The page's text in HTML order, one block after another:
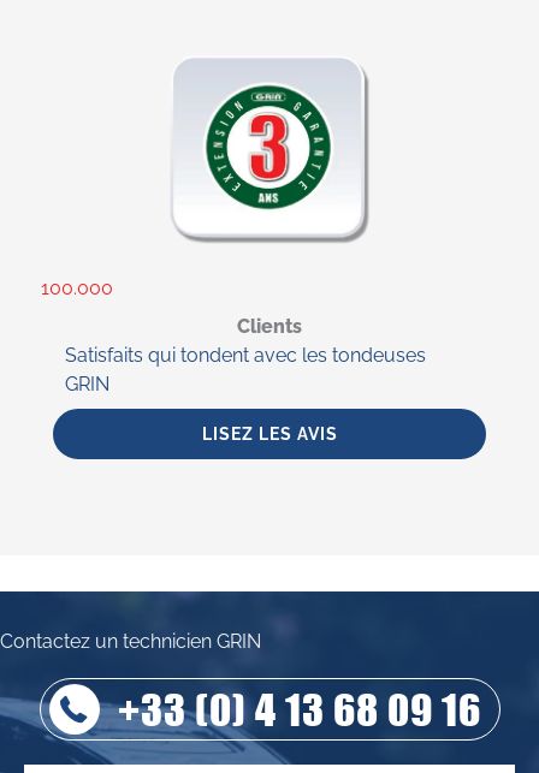
100.000
Clients
Satisfaits qui tondent avec les tondeuses
GRIN
LISEZ LES AVIS
Contactez un technicien GRIN
+33 (0) 4 13 68 09 16